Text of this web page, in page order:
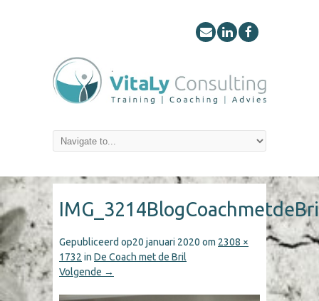
Gepubliceerd op20 januari 2020 om 2308 ×
1732 in De Coach met de Bril
Volgende →